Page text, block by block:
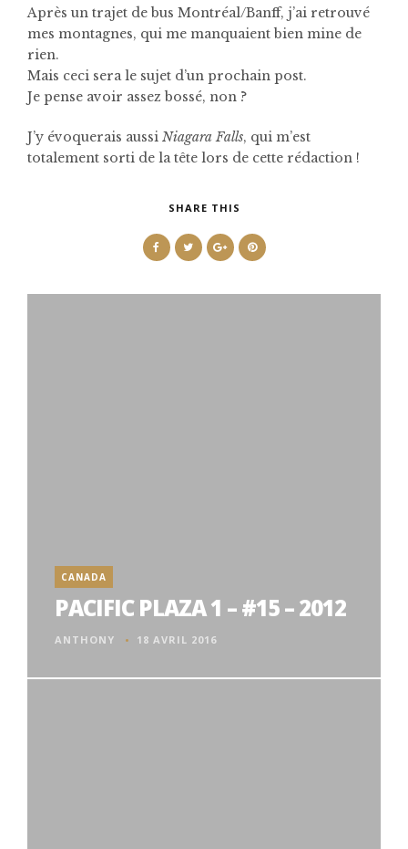
Après un trajet de bus Montréal/Banff, j’ai retrouvé
mes montagnes, qui me manquaient bien mine de
rien.
Mais ceci sera le sujet d’un prochain post.
Je pense avoir assez bossé, non ?
J’y évoquerais aussi Niagara Falls, qui m’est
totalement sorti de la tête lors de cette rédaction !
SHARE THIS
CANADA
PACIFIC PLAZA 1 – #15 – 2012
ANTHONY 18 AVRIL 2016